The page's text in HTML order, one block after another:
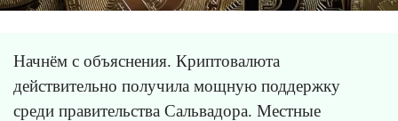
Начнём с объяснения. Криптовалюта
действительно получила мощную поддержку
среди правительства Сальвадора. Местные